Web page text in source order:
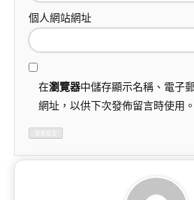
個人網站網址
在瀏覽器中儲存顯示名稱、電子
網址，以供下次發佈留言時使用。